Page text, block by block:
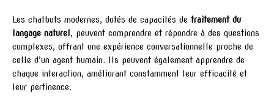
Les chatbots modernes, dotés de capacités de traitement du
langage naturel , peuvent comprendre et répondre à des questions
complexes, offrant une expérience conversationnelle proche de
celle d’un agent humain. Ils peuvent également apprendre de
chaque interaction, améliorant constamment leur efficacité et
leur pertinence.